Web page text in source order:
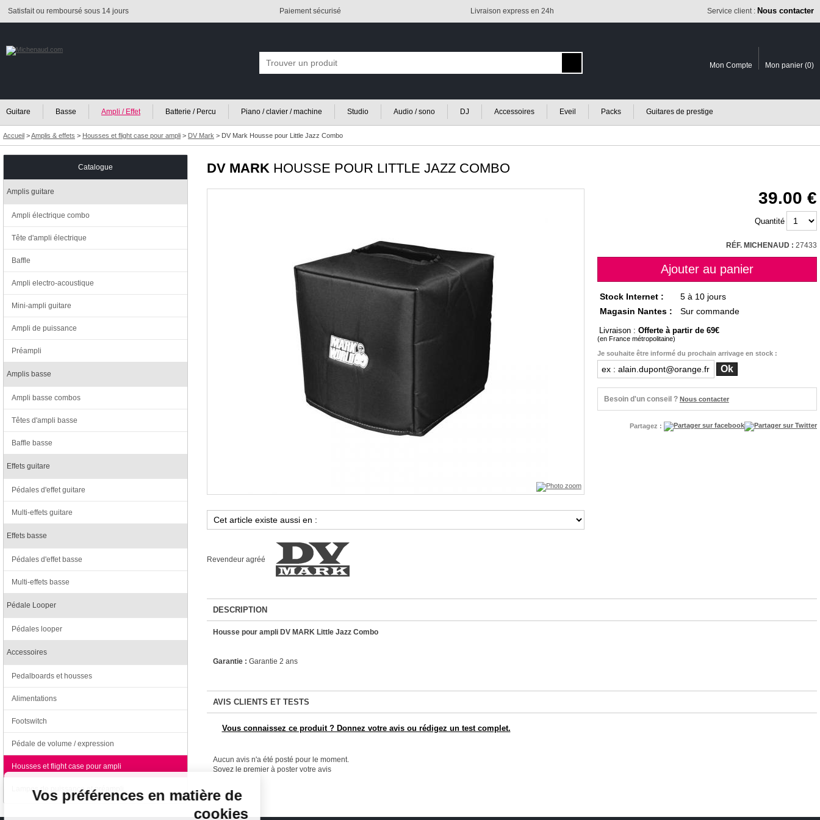
Continuer sans accepter
Vos préférences en matière de
cookies
Satisfait ou remboursé sous 14 jours Paiement sécurisé Livraison express en 24h Service client : Nous contacter
Mon Compte Mon panier (0)
Guitare Basse Ampli / Effet Batterie / Percu Piano / clavier / machine Studio Audio / sono DJ Accessoires Eveil Packs Guitares de prestige
Accueil >Amplis & effets > Housses et flight case pour ampli > DV Mark > DV Mark Housse pour Little Jazz Combo
DV MARKHOUSSE POUR LITTLE JAZZ COMBO
39.00
Quantité
RÉF. MICHENAUD : 27433
Stock Internet :
5 à 10 jours
Magasin Nantes :
Sur commande
Livraison : Offerte à partir de 69
(en France métropolitaine)
Je souhaite être informé du prochain arrivage en stock :
Besoin d'un conseil ? Nous contacter
Partagez :
Revendeur agréé
DESCRIPTION
Housse pour ampli DV MARK Little Jazz Combo
Garantie : Garantie 2 ans
AVIS CLIENTS ET TESTS
Vous connaissez ce produit ? Donnez votre avis ou rédigez un test complet.
Aucun avis n'a été posté pour le moment.
Soyez le premier à poster votre avis
Catalogue
Amplis guitare
Ampli électrique combo
Tête d'ampli électrique
Baffle
Ampli electro-acoustique
Mini-ampli guitare
Ampli de puissance
Préampli
Amplis basse
Ampli basse combos
Têtes d'ampli basse
Baffle basse
Effets guitare
Pédales d'effet guitare
Multi-effets guitare
Effets basse
Pédales d'effet basse
Multi-effets basse
Pédale Looper
Pédales looper
Accessoires
Pedalboards et housses
Alimentations
Footswitch
Pédale de volume / expression
Housses et flight case pour ampli
Lampes de puissance et préampli